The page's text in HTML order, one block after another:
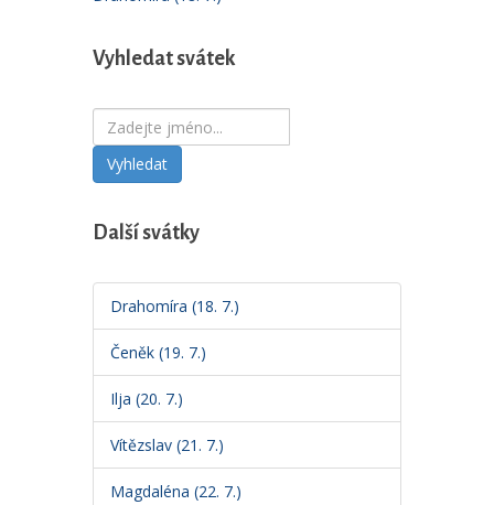
Vyhledat svátek
Vyhledat
Další svátky
Drahomíra (18. 7.)
Čeněk (19. 7.)
Ilja (20. 7.)
Vítězslav (21. 7.)
Magdaléna (22. 7.)